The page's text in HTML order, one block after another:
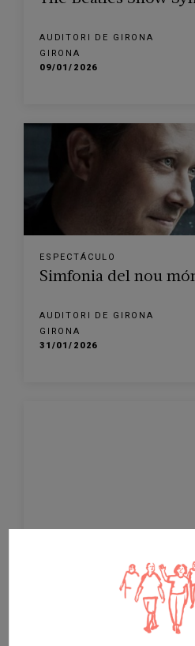
AUDITORI DE GIRONA
GIRONA
09/01/2026
ESPECTÁCULO
Simfonia del nou
AUDITORI DE GIRONA
GIRONA
31/01/2026
AUDITORI DE GIRONA